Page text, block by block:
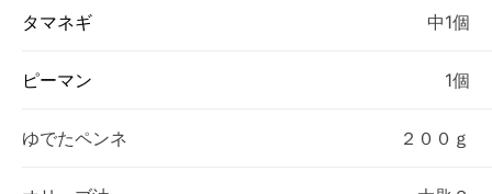
タマネギ 中1個
ピーマン 1個
ゆでたペンネ ２００ｇ